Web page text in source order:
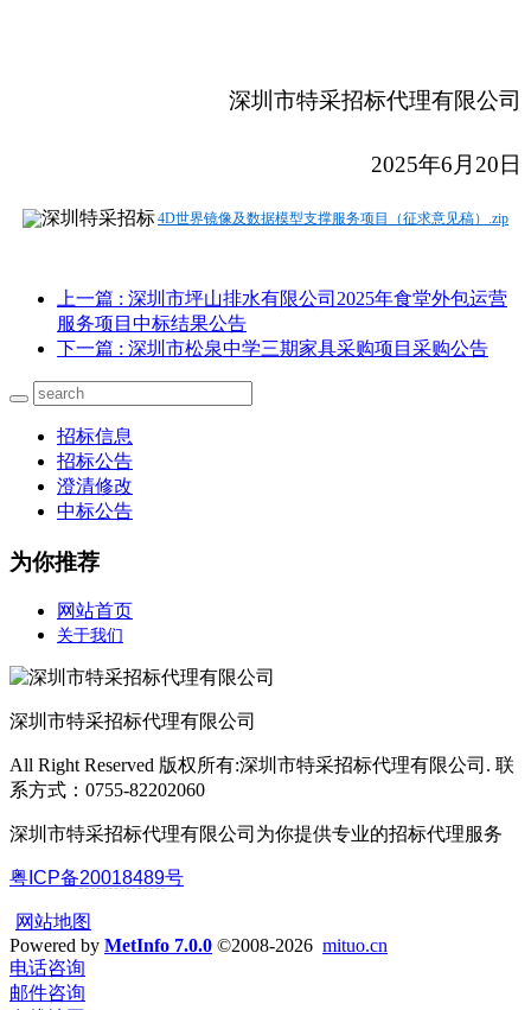
深圳市特采招标代理有限公司
2025年6月20日
4D世界镜像及数据模型支撑服务项目（征求意见稿）.zip
上一篇 : 深圳市坪山排水有限公司2025年食堂外包运营
服务项目中标结果公告
下一篇 : 深圳市松泉中学三期家具采购项目采购公告
招标信息
招标公告
澄清修改
中标公告
为你推荐
网站首页
关于我们
深圳市特采招标代理有限公司
All Right Reserved 版权所有:深圳市特采招标代理有限公司. 联
系方式：0755-82202060
深圳市特采招标代理有限公司为你提供专业的招标代理服务
粤ICP备20018489号
网站地图
Powered by MetInfo 7.0.0 ©2008-2026 mituo.cn
电话咨询
邮件咨询